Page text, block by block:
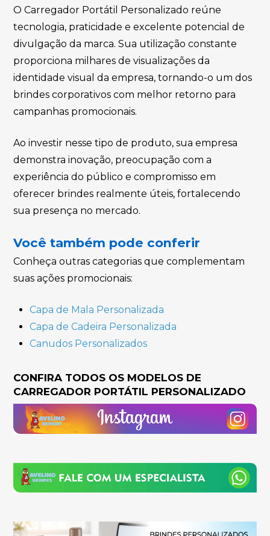
O Carregador Portátil Personalizado reúne
tecnologia, praticidade e excelente potencial de
divulgação da marca. Sua utilização constante
proporciona milhares de visualizações da
identidade visual da empresa, tornando-o um dos
brindes corporativos com melhor retorno para
campanhas promocionais.
Ao investir nesse tipo de produto, sua empresa
demonstra inovação, preocupação com a
experiência do público e compromisso em
oferecer brindes realmente úteis, fortalecendo
sua presença no mercado.
Você também pode conferir
Conheça outras categorias que complementam
suas ações promocionais:
Capa de Mala Personalizada
Capa de Cadeira Personalizada
Canudos Personalizados
CONFIRA TODOS OS MODELOS DE
CARREGADOR PORTÁTIL PERSONALIZADO